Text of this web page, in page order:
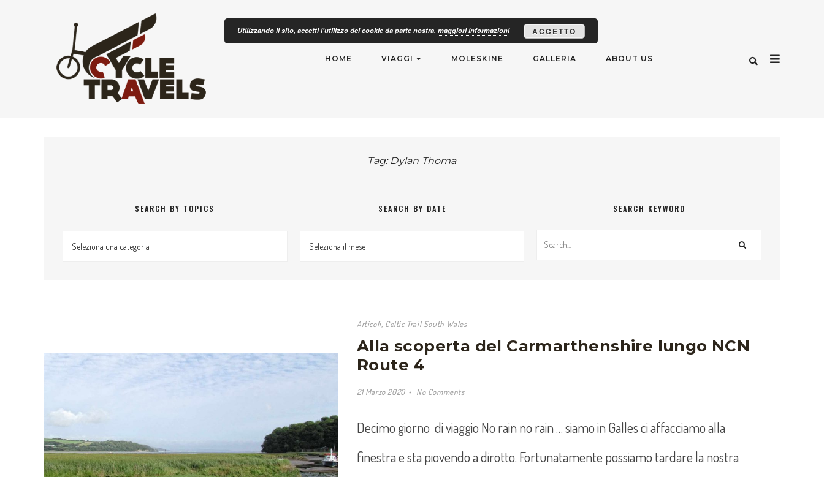
CICLOTURISMO
HOME VIAGGI MOLESKINE GALLERIA ABOUT US
Tag: Dylan Thoma
SEARCH BY TOPICS
Search by topics
SEARCH BY DATE
Search By Date
SEARCH KEYWORD
Articoli, Celtic Trail South Wales
Alla scoperta del Carmarthenshire lungo NCN
Route 4
21 Marzo 2020 No Comments
Decimo giorno di viaggio No rain no rain … siamo in Galles ci affacciamo alla
finestra e sta piovendo a dirotto. Fortunatamente possiamo tardare la nostra
Utilizzando il sito, accetti l'utilizzo dei cookie da parte nostra. maggiori informazioni ACCETTO